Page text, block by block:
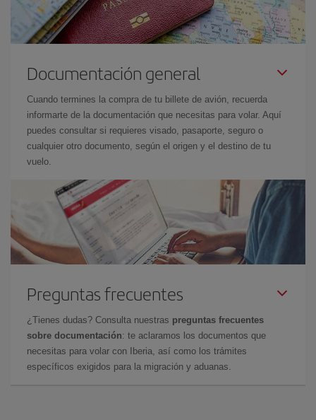
Documentación general
Cuando termines la compra de tu billete de avión, recuerda
informarte de la documentación que necesitas para volar. Aquí
puedes consultar si requieres visado, pasaporte, seguro o
cualquier otro documento, según el origen y el destino de tu
vuelo.
Preguntas frecuentes
¿Tienes dudas? Consulta nuestras preguntas frecuentes
sobre documentación: te aclaramos los documentos que
necesitas para volar con Iberia, así como los trámites
específicos exigidos para la migración y aduanas.